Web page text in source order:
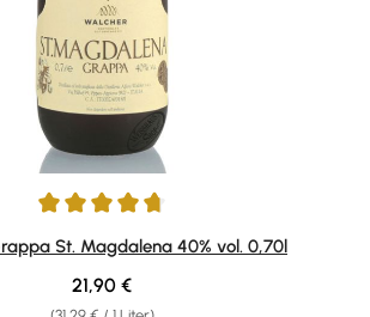
Bewertung von 4.74 von 5 Sternen
St. Magdalena 40% vol. 0,70l
Regulärer Preis:
21,90 €